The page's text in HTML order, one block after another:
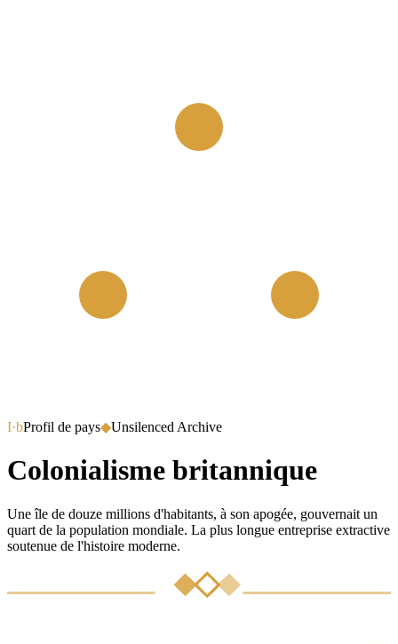
I·bProfil de pays◆Unsilenced Archive
Colonialisme britannique
Une île de douze millions d'habitants, à son apogée, gouvernait un
quart de la population mondiale. La plus longue entreprise extractive
soutenue de l'histoire moderne.